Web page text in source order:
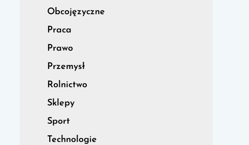
Obcojęzyczne
Praca
Prawo
Przemysł
Rolnictwo
Sklepy
Sport
Technologie